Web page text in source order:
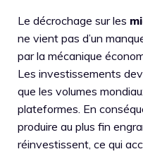
Le décrochage sur les
ne vient pas d’un
par la mécanique
Les investissements
que les volumes
plateformes. En
produire au plus fin
réinvestissent, ce qui